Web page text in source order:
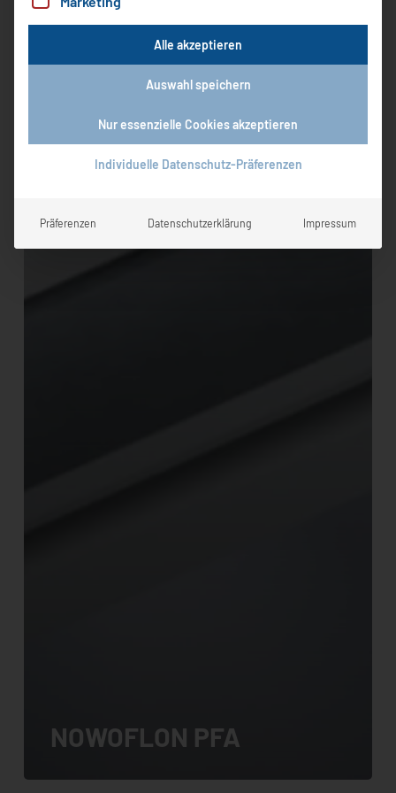
NOWOFLON PFA
Englisch
Vereinfachtes Chinesisch
Alle akzeptieren
Auswahl speichern
Nur essenzielle Cookies akzeptieren
Individuelle Datenschutz-Präferenzen
Präferenzen Datenschutzerklärung Impressum